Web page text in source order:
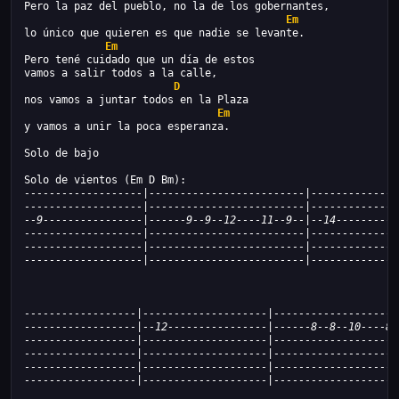
Pero la paz del pueblo, no la de los gobernantes,
Em
lo único que quieren es que nadie se levante.
Em
Pero tené cuidado que un día de estos
vamos a salir todos a la calle,
D
nos vamos a juntar todos en la Plaza
Em
y vamos a unir la poca esperanza.
Solo de bajo
Solo de vientos (Em D Bm):
-------------------|-------------------------
-------------------|-------------------------
--9----------------|------9--9--12----11--9--|--
-------------------|-------------------------
-------------------|-------------------------
-------------------|-------------------------
------------------|--------------------
------------------|--12----------------|------8--8--10----
------------------|--------------------
------------------|--------------------
------------------|--------------------
------------------|--------------------